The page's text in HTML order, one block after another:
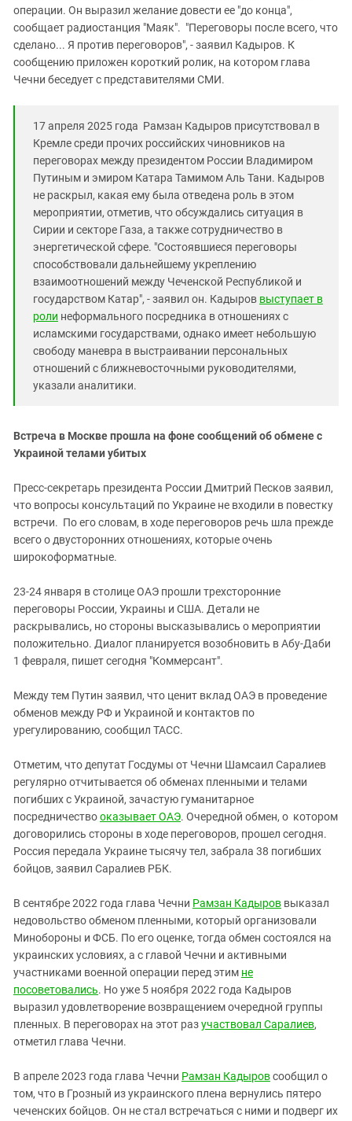
операции. Он выразил желание довести ее "до конца",
сообщает радиостанция "Маяк". "Переговоры после всего, что
сделано... Я против переговоров", - заявил Кадыров. К
сообщению приложен короткий ролик, на котором глава
Чечни беседует с представителями СМИ.
17 апреля 2025 года Рамзан Кадыров присутствовал в
Кремле среди прочих российских чиновников на
переговорах между президентом России Владимиром
Путиным и эмиром Катара Тамимом Аль Тани. Кадыров
не раскрыл, какая ему была отведена роль в этом
мероприятии, отметив, что обсуждались ситуация в
Сирии и секторе Газа, а также сотрудничество в
энергетической сфере. "Состоявшиеся переговоры
способствовали дальнейшему укреплению
взаимоотношений между Чеченской Республикой и
государством Катар", - заявил он. Кадыров выступает в
роли неформального посредника в отношениях с
исламскими государствами, однако имеет небольшую
свободу маневра в выстраивании персональных
отношений с ближневосточными руководителями,
указали аналитики.
Встреча в Москве прошла на фоне сообщений об обмене с
Украиной телами убитых
Пресс-секретарь президента России Дмитрий Песков заявил,
что вопросы консультаций по Украине не входили в повестку
встречи. По его словам, в ходе переговоров речь шла прежде
всего о двусторонних отношениях, которые очень
широкоформатные.
23-24 января в столице ОАЭ прошли трехсторонние
переговоры России, Украины и США. Детали не
раскрывались, но стороны высказывались о мероприятии
положительно. Диалог планируется возобновить в Абу-Даби
1 февраля, пишет сегодня "Коммерсант".
Между тем Путин заявил, что ценит вклад ОАЭ в проведение
обменов между РФ и Украиной и контактов по
урегулированию, сообщил ТАСС.
Отметим, что депутат Госдумы от Чечни Шамсаил Саралиев
регулярно отчитывается об обменах пленными и телами
погибших с Украиной, зачастую гуманитарное
посредничествооказывает ОАЭ. Очередной обмен, о котором
договорились стороны в ходе переговоров, прошел сегодня.
Россия передала Украине тысячу тел, забрала 38 погибших
бойцов, заявил Саралиев РБК.
В сентябре 2022 года глава Чечни Рамзан Кадыров выказал
недовольство обменом пленными, который организовали
Минобороны и ФСБ. По его оценке, тогда обмен состоялся на
украинских условиях, а с главой Чечни и активными
участниками военной операции перед этим не
посоветовались. Но уже 5 ноября 2022 года Кадыров
выразил удовлетворение возвращением очередной группы
пленных. В переговорах на этот разучаствовал Саралиев,
отметил глава Чечни.
В апреле 2023 года глава Чечни Рамзан Кадыровсообщил о
том, что в Грозный из украинского плена вернулись пятеро
чеченских бойцов. Он не стал встречаться с ними и подверг их